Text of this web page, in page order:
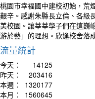
桃園市幸福國中建校初始，荒
艱辛。感謝朱縣長立倫、各級
美校園。讓莘莘學子們在這巍
游於藝」的理想。欣逢校舍落
流量統計
今天：
14125
昨天：
203416
本週：
1320177
本月：
1560645